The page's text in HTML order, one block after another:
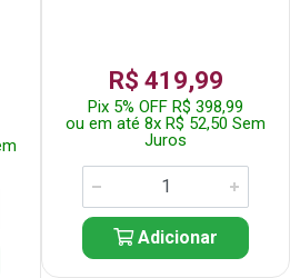
R$ 419,99
Pix 5% OFF R$ 398,99
ou em até 8x R$ 52,50 Sem
Juros
Adicionar